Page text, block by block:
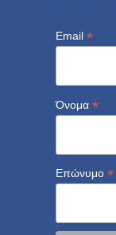
Email *
Όνομα *
Επώνυμο *